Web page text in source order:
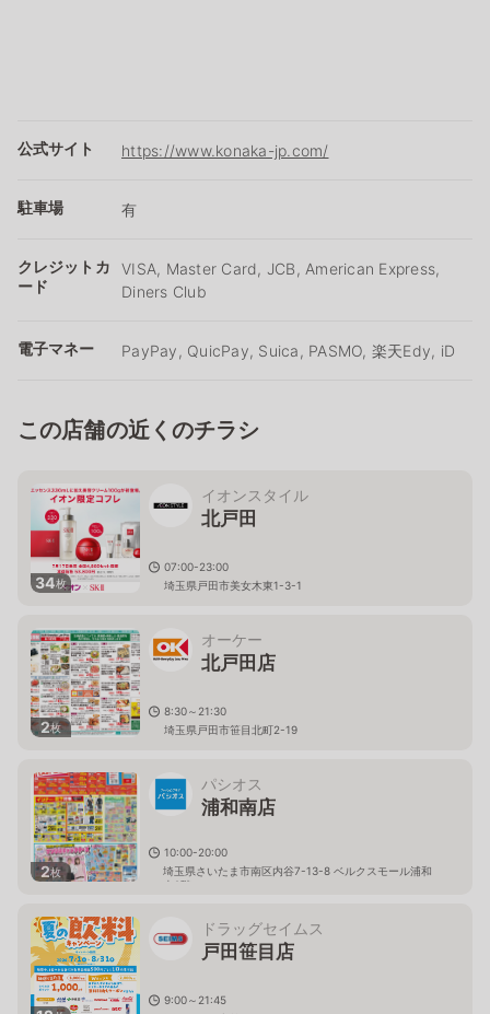
公式サイト https://www.konaka-jp.com/
駐車場 有
クレジットカ
ード
VISA, Master Card, JCB, American Express,
Diners Club
電子マネー PayPay, QuicPay, Suica, PASMO, 楽天Edy, iD
この店舗の近くのチラシ
34枚
イオンスタイル
北戸田
07:00-23:00
埼玉県戸田市美女木東1-3-1
2枚
オーケー
北戸田店
8:30～21:30
埼玉県戸田市笹目北町2-19
2枚
パシオス
浦和南店
10:00-20:00
埼玉県さいたま市南区内谷7-13-8 ベルクスモール浦和
南2階
ドラッグセイムス
戸田笹目店
9:00～21:45